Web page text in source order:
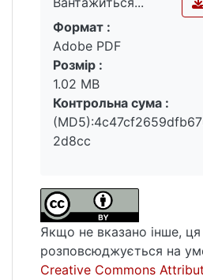
Вантажиться...
Формат :
Adobe PDF
Розмір :
1.02 MB
Контрольна сума :
2d8cc
Якщо не вказано інше,
розповсюджується на
Creative Commons